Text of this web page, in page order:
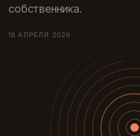
собственника.
18 АПРЕЛЯ 2026